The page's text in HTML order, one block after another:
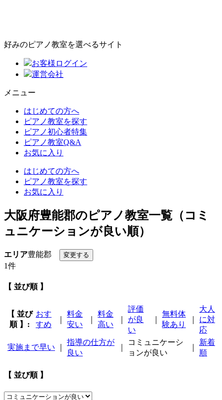
好みのピアノ教室を選べるサイト
お客様ログイン
運営会社
メニュー
はじめての方へ
ピアノ教室を探す
ピアノ初心者特集
ピアノ教室Q&A
お気に入り
はじめての方へ
ピアノ教室を探す
お気に入り
大阪府豊能郡のピアノ教室一覧（コミ
ュニケーションが良い順）
エリア豊能郡
1件
【 並び順 】
【 並び
順 】:
おす
すめ
料金
安い
料金
高い
評価
が良
い
無料体
験あり
大人
に対
応
実施まで早い
指導の仕方が
良い
コミュニケーシ
ョンが良い
新着
順
【 並び順 】